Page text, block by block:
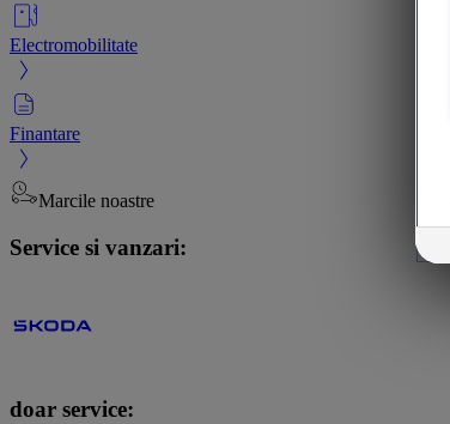
Electromobilitate
Finantare
Marcile noastre
Service si vanzari:
doar service: